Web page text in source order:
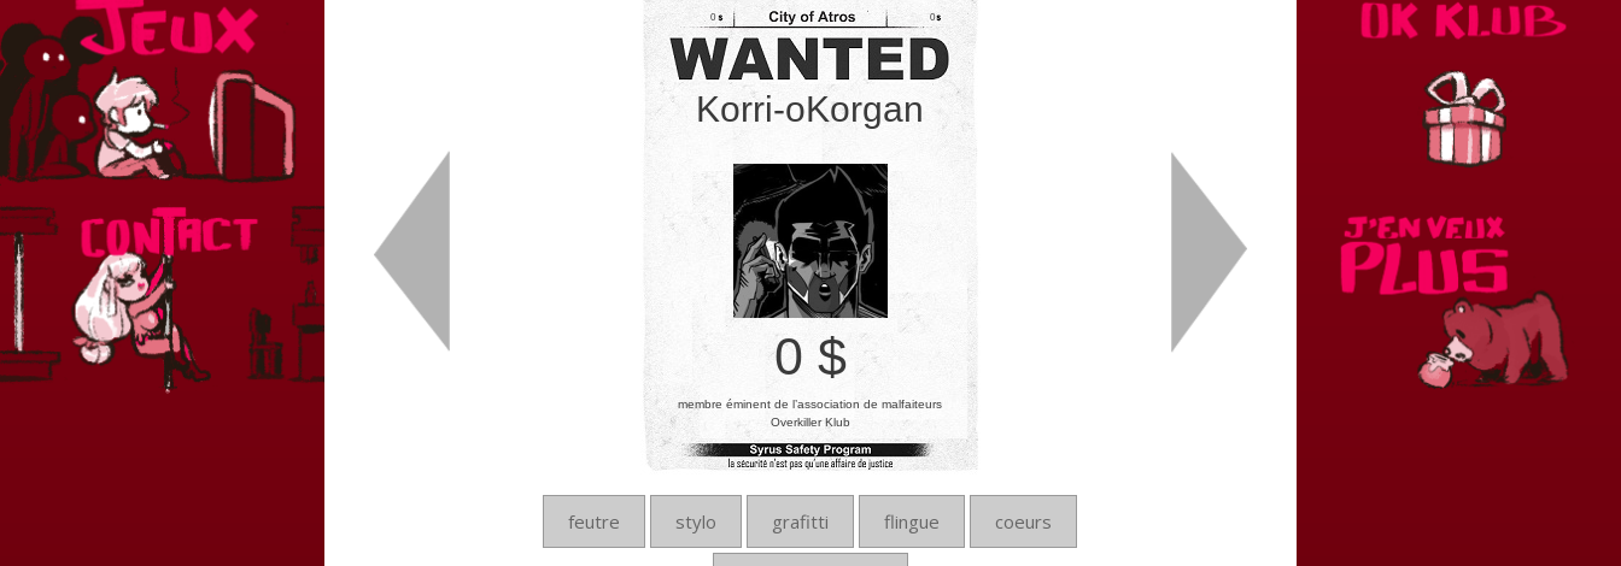
0
Korri-oKorgan
0
0 $
membre éminent de l’association de malfaiteurs
Overkiller Klub
feutre stylo grafitti flingue coeurs